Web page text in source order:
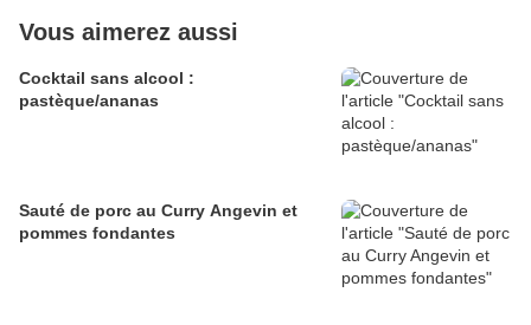
Vous aimerez aussi
Cocktail sans alcool :
pastèque/ananas
Sauté de porc au Curry Angevin et
pommes fondantes